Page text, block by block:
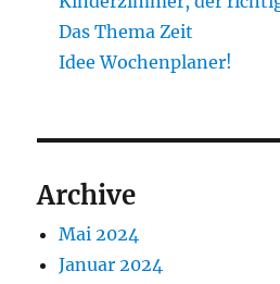
Das Thema Zeit
Idee Wochenplaner!
Archive
Mai 2024
Januar 2024